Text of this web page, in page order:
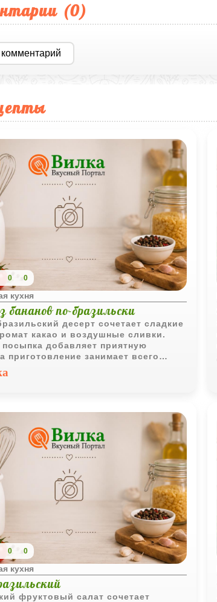
(0)
0 0
кухня
бананов по-бразильски
десерт сочетает сладкие
какао и воздушные сливки.
добавляет приятную
приготовление занимает всего
минут.
0 0
кухня
фруктовый салат сочетает